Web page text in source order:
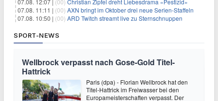
07.08. 12:07 | (00) Christian Zipfel dreht Liebesdrama «Pestizid»
07.08. 11:11 | (00) AXN bringt im Oktober drei neue Serien-Staffeln
07.08. 10:50 | (00) ARD Twitch streamt live zu Sternschnuppen
SPORT-NEWS
Wellbrock verpasst nach Gose-Gold Titel-
Hattrick
Paris (dpa) - Florian Wellbrock hat den
Titel-Hattrick im Freiwasser bei den
Europameisterschaften verpasst. Der